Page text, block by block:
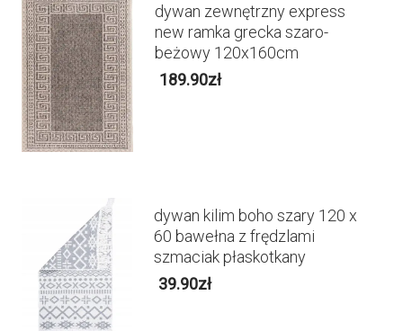
dywan zewnętrzny express
new ramka grecka szaro-
beżowy 120x160cm
189.90zł
dywan kilim boho szary 120 x
60 bawełna z frędzlami
szmaciak płaskotkany
39.90zł